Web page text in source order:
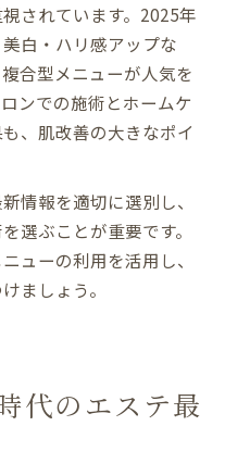
されています。2025年
白・ハリ感アップな
合型メニューが人気を
ンでの施術とホームケ
、肌改善の大きなポイ
情報を適切に選別し、
選ぶことが重要です。
ューの利用を活用し、
ましょう。
代のエステ最